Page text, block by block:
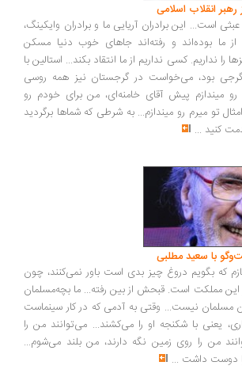
انقلاب اسلامی
است... این برادران آریایی ما و برادران وایکینگ،
از ما بوده‌اند و رفته‌اند جاهای خوب دنیا مسکن
را نداریم. کسی نداریم از ما انتقاد بکند... استالین با
بود، می‌خواست در گرجستان نیز همه روسی
میندازم پیش آقای خامنه‌ای، من برای خودم رو
تو میرم رو میندازم... به شرطی که شماها برگردید
کنید ...
با سعید مطلبی
که بگویم دروغ چیز بدی است باور نمی‌کنند، چون
مملکت است. قبحش از بین رفته... ما بچه‌مسلمان
مسلمان نیست... وقتی به آدمی که در کار سینماست
یعنی با شکنجه او را می‌کشند... می‌توانند من را
من را روی زمین نگه دارند، من بلند می‌شوم...
دوست داشت ...